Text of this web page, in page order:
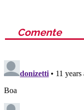
Comente